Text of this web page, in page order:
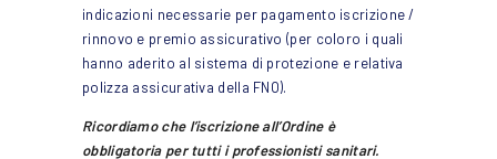
indicazioni necessarie per pagamento iscrizione /
rinnovo e premio assicurativo (per coloro i quali
hanno aderito al sistema di protezione e relativa
polizza assicurativa della FNO).
Ricordiamo che l’iscrizione all’Ordine è
obbligatoria per tutti i professionisti sanitari.